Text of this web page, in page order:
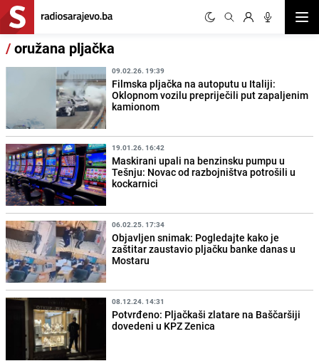
/oružana pljačka
09.02.26. 19:39
Filmska pljačka na autoputu u Italiji:
Oklopnom vozilu prepriječili put zapaljenim
kamionom
19.01.26. 16:42
Maskirani upali na benzinsku pumpu u
Tešnju: Novac od razbojništva potrošili u
kockarnici
06.02.25. 17:34
Objavljen snimak: Pogledajte kako je
zaštitar zaustavio pljačku banke danas u
Mostaru
08.12.24. 14:31
Potvrđeno: Pljačkaši zlatare na Baščaršiji
dovedeni u KPZ Zenica